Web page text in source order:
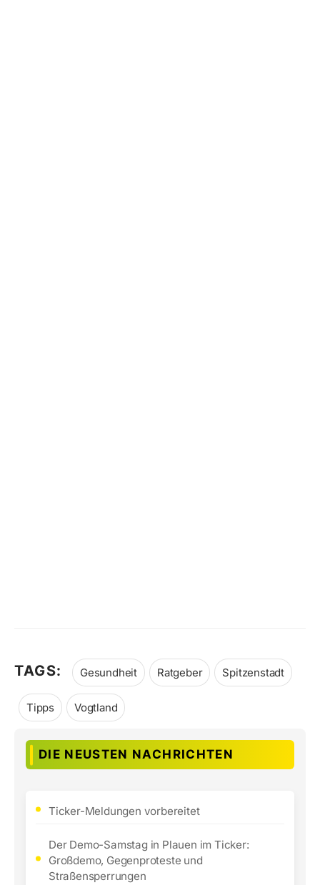
TAGS: Gesundheit Ratgeber Spitzenstadt
Tipps Vogtland
DIE NEUSTEN NACHRICHTEN
Ticker-Meldungen vorbereitet
Der Demo-Samstag in Plauen im Ticker:
Großdemo, Gegenproteste und
Straßensperrungen